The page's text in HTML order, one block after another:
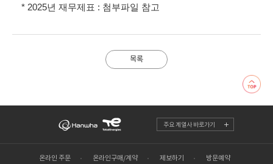
* 2025년 재무제표 : 첨부파일 참고
목록
주요 계열사 바로가기
온라인 주문 온라인구매/계약 제보하기 방문예약